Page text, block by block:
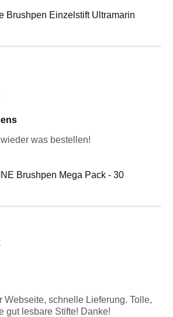
Brushpen Einzelstift Ultramarin
was bestellen!
Brushpen Mega Pack - 30
Webseite, schnelle Lieferung. Tolle,
gut lesbare Stifte! Danke!